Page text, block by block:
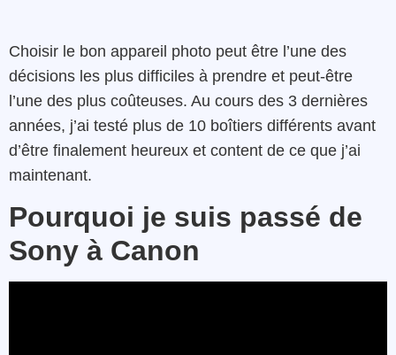
Choisir le bon appareil photo peut être l’une des
décisions les plus difficiles à prendre et peut-être
l’une des plus coûteuses. Au cours des 3 dernières
années, j’ai testé plus de 10 boîtiers différents avant
d’être finalement heureux et content de ce que j’ai
maintenant.
Pourquoi je suis passé de
Sony à Canon